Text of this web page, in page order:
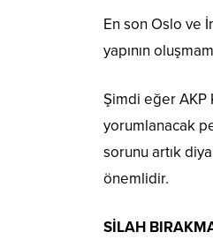
En son Oslo ve
yapının
Şimdi eğer
yorumlanacak
sorunu artık
önemlidir.
SİLAH